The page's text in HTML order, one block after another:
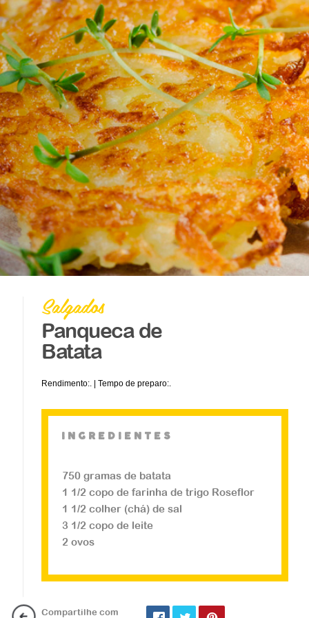
SalgadOs
Todas Vídeo Receitas Cucas
Doces Coberturas Massas
Biscoitos Bolos Pães
Tortas Salgados Integral
Dicas
Salgados
Coxinha Fit
Salgados
Panqueca de
Batata
Rendimento:. | Tempo de preparo:.
ingredientes
750 gramas de batata
1 1/2 copo de farinha de trigo Roseflor
1 1/2 colher (chá) de sal
3 1/2 copo de leite
2 ovos
Compartilhe com